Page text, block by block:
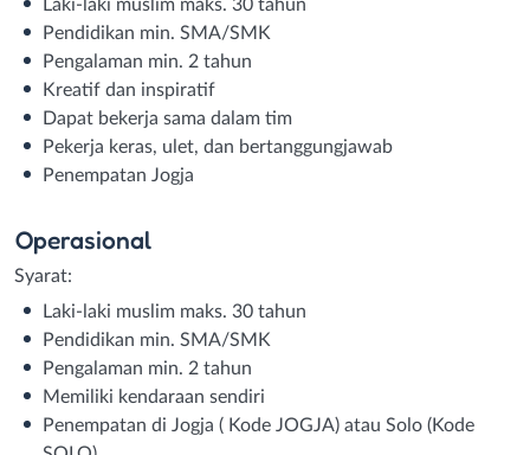
Laki-laki muslim maks. 30 tahun
Pendidikan min. SMA/SMK
Pengalaman min. 2 tahun
Kreatif dan inspiratif
Dapat bekerja sama dalam tim
Pekerja keras, ulet, dan bertanggungjawab
Penempatan Jogja
Operasional
Syarat:
Laki-laki muslim maks. 30 tahun
Pendidikan min. SMA/SMK
Pengalaman min. 2 tahun
Memiliki kendaraan sendiri
Penempatan di Jogja ( Kode JOGJA) atau Solo (Kode